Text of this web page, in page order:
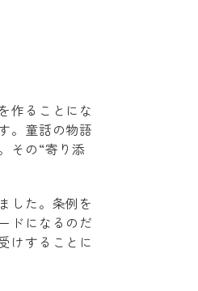
作ることにな
。童話の物語
その“寄り添
した。条例を
ドになるのだ
けすることに